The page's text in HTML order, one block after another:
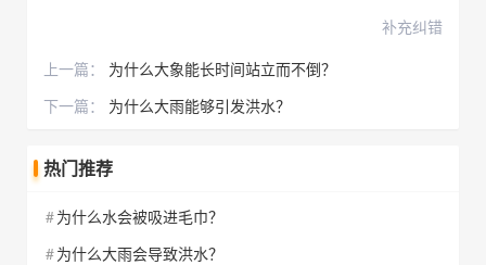
补充纠错
上一篇：
为什么大象能长时间站立而不倒？
下一篇：
为什么大雨能够引发洪水？
热门推荐
为什么水会被吸进毛巾？
为什么大雨会导致洪水？